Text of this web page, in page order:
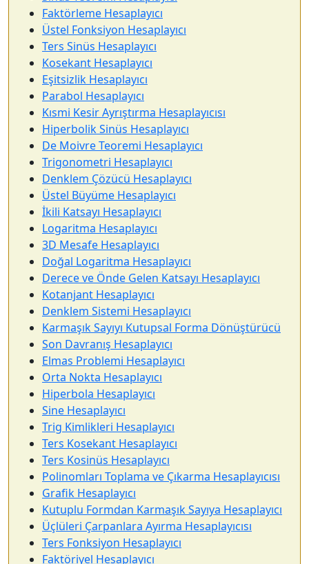
Faktörleme Hesaplayıcı
Üstel Fonksiyon Hesaplayıcı
Ters Sinüs Hesaplayıcı
Kosekant Hesaplayıcı
Eşitsizlik Hesaplayıcı
Parabol Hesaplayıcı
Kısmi Kesir Ayrıştırma Hesaplayıcısı
Hiperbolik Sinüs Hesaplayıcı
De Moivre Teoremi Hesaplayıcı
Trigonometri Hesaplayıcı
Denklem Çözücü Hesaplayıcı
Üstel Büyüme Hesaplayıcı
İkili Katsayı Hesaplayıcı
Logaritma Hesaplayıcı
3D Mesafe Hesaplayıcı
Doğal Logaritma Hesaplayıcı
Derece ve Önde Gelen Katsayı Hesaplayıcı
Kotanjant Hesaplayıcı
Denklem Sistemi Hesaplayıcı
Karmaşık Sayıyı Kutupsal Forma Dönüştürücü
Son Davranış Hesaplayıcı
Elmas Problemi Hesaplayıcı
Orta Nokta Hesaplayıcı
Hiperbola Hesaplayıcı
Sine Hesaplayıcı
Trig Kimlikleri Hesaplayıcı
Ters Kosekant Hesaplayıcı
Ters Kosinüs Hesaplayıcı
Polinomları Toplama ve Çıkarma Hesaplayıcısı
Grafik Hesaplayıcı
Kutuplu Formdan Karmaşık Sayıya Hesaplayıcı
Üçlüleri Çarpanlara Ayırma Hesaplayıcısı
Ters Fonksiyon Hesaplayıcı
Faktöriyel Hesaplayıcı